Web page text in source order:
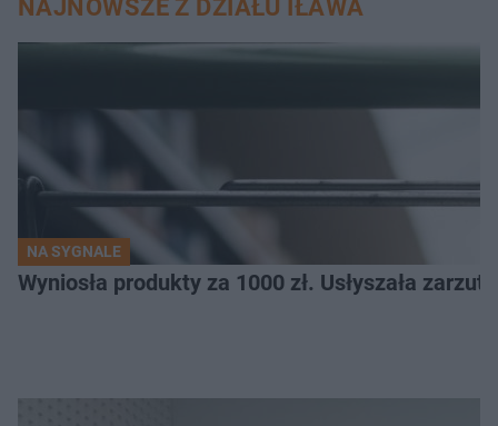
NAJNOWSZE Z DZIAŁU IŁAWA
NA SYGNALE
Wyniosła produkty za 1000 zł. Usłyszała zarzuty